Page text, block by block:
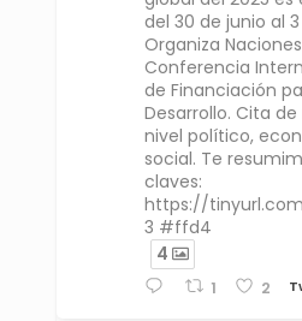
del 30 de junio al
Organiza
Conferencia
de Financiación
Desarrollo. Cita
nivel político,
social. Te
claves:
https://
3 #ffd4
4
1 2